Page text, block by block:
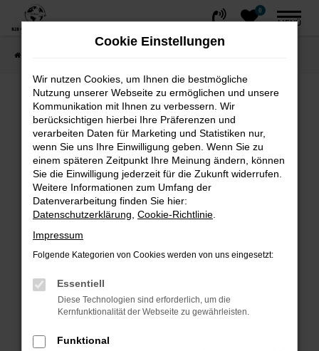
Zum
springen
0
MENÜ
Fehler: Network Error
Beim Laden ist ein Fehler aufgetreten.
Hier sind ein paar Tipps, die dir helfen können:
Überprüfe deine Firewall und deine
Internetverbindung.
Laden andere Webseiten, zum Beispiel
Prüfe deine Browsererweiterungen.
können das Laden bestimmter Seiten
verhindern. Funktioniert die Seite in einem
anderen Browser oder in einem privaten
Fenster?
Cookie Einstellungen
Wir nutzen Cookies, um Ihnen die bestmögliche
Nutzung unserer Webseite zu ermöglichen und unsere
Kommunikation mit Ihnen zu verbessern. Wir
berücksichtigen hierbei Ihre Präferenzen und
verarbeiten Daten für Marketing und Statistiken nur,
wenn Sie uns Ihre Einwilligung geben. Wenn Sie zu
einem späteren Zeitpunkt Ihre Meinung ändern, können
Sie die Einwilligung jederzeit für die Zukunft widerrufen.
Weitere Informationen zum Umfang der
Datenverarbeitung finden Sie hier:
Datenschutzerklärung Cookie-Richtlinie
Impressum
Folgende Kategorien von Cookies werden von uns eingesetzt:
Essentiell
Diese Technologien sind erforderlich, um die
Kernfunktionalität der Webseite zu gewährleisten.
Funktional